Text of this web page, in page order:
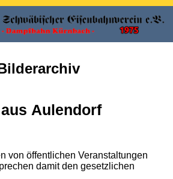
Aulendorf
von öffentlichen Veranstaltungen
damit den gesetzlichen